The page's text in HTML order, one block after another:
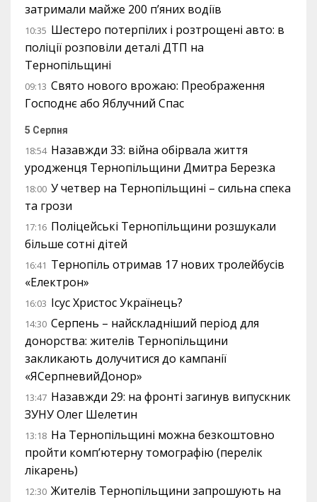
затримали майже 200 п’яних водіїв
10:35 Шестеро потерпілих і розтрощені авто: в
поліції розповіли деталі ДТП на
Тернопільщині
09:13 Свято нового врожаю: Преображення
Господнє або Яблучний Спас
5 Серпня
18:54 Назавжди 33: війна обірвала життя
уродженця Тернопільщини Дмитра Березка
18:00 У четвер на Тернопільщині – сильна спека
та грози
17:16 Поліцейські Тернопільщини розшукали
більше сотні дітей
16:41 Тернопіль отримав 17 нових тролейбусів
«Електрон»
16:03 Ісус Христос Українець?
14:30 Серпень – найскладніший період для
донорства: жителів Тернопільщини
закликають долучитися до кампанії
«ЯСерпневийДонор»
13:47 Назавжди 29: на фронті загинув випускник
ЗУНУ Олег Шелетин
13:18 На Тернопільщині можна безкоштовно
пройти комп’ютерну томографію (перелік
лікарень)
12:30 Жителів Тернопільщини запрошують на